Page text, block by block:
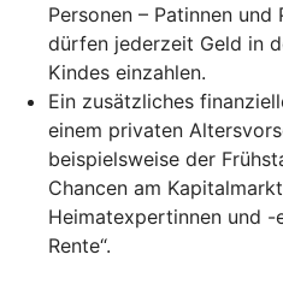
Personen – Patinnen und
dürfen jederzeit Geld in
Kindes einzahlen.
Ein zusätzliches
einem privaten
beispielsweise der
Chancen am
Heimatexpertinnen und -
Rente“.